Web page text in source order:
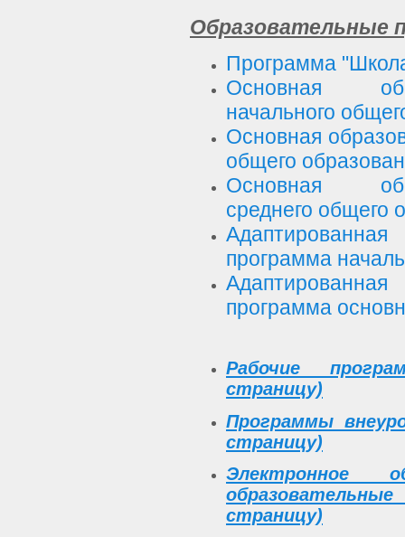
Образовательные
Программа
Основная
начального
Основная
общего
Основная
среднего общего
программа
программа
Рабочие
страницу)
Программы
страницу)
Электронное
страницу)